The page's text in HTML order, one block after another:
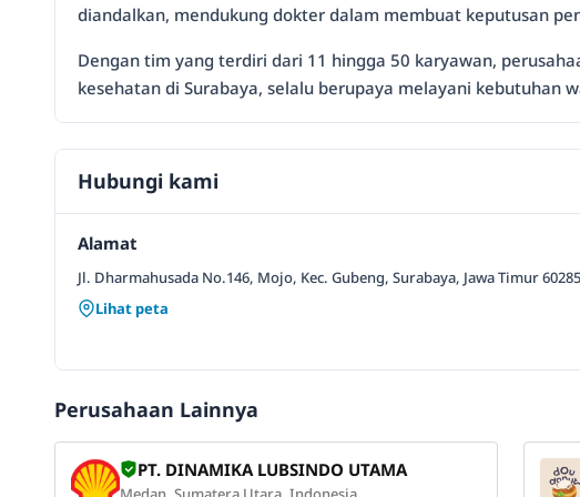
diandalkan, mendukung dokter dalam membuat keputusan
Dengan tim yang terdiri dari 11 hingga 50 karyawan,
kesehatan di Surabaya, selalu berupaya melayani kebutuhan
Hubungi kami
Alamat
Jl. Dharmahusada No.146, Mojo, Kec. Gubeng, Surabaya, Jawa Timur
Lihat peta
Perusahaan Lainnya
PT. DINAMIKA LUBSINDO UTAMA